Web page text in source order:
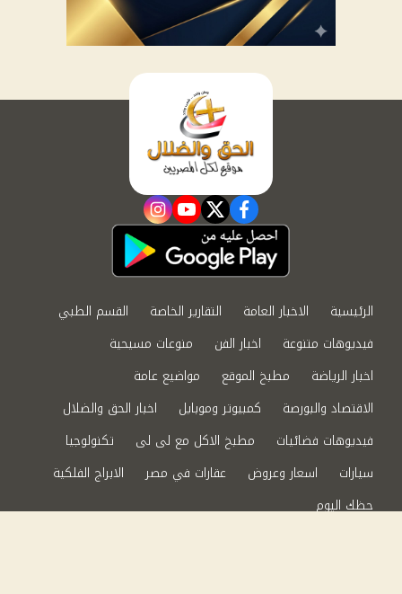
facebook
twitter
youtube
instagram
الرئيسية الاخبار العامة التقارير الخاصة
القسم الطبي
فيديوهات متنوعة
اخبار الفن
منوعات مسيحية
اخبار الرياضة
مطبخ الموقع
مواضيع عامة
الاقتصاد والبورصة
كمبيوتر وموبايل
اخبار الحق والضلال
فيديوهات فضائيات
مطبخ الاكل مع لى لى
تكنولوجيا
سيارات
اسعار وعروض عقارات في مصر
الابراج الفلكية
حظك اليوم